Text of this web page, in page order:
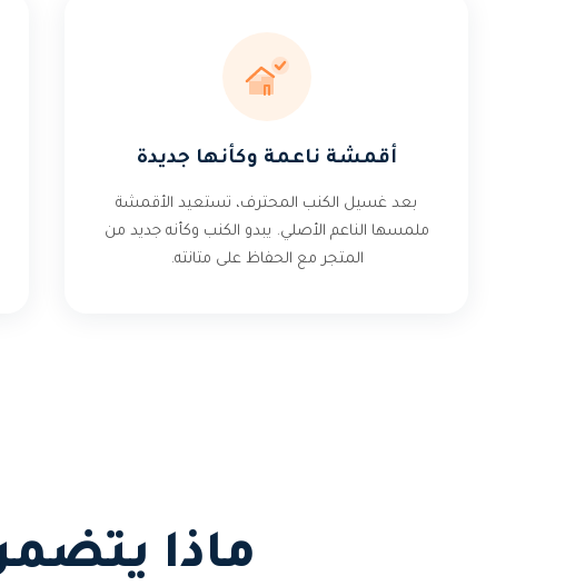
أقمشة ناعمة وكأنها جديدة
بعد غسيل الكنب المحترف، تستعيد الأقمشة
ملمسها الناعم الأصلي. يبدو الكنب وكأنه جديد من
المتجر مع الحفاظ على متانته.
ماذا